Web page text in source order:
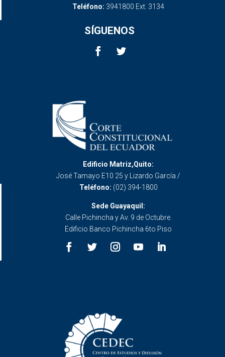
Teléfono: 3941800 Ext. 3134
SÍGUENOS
Edificio Matriz,Quito:
José Tamayo E10 25 y Lizardo García /
Teléfono: (02) 394-1800
Sede Guayaquil:
Calle Pichincha y Av. 9 de Octubre.
Edificio Banco Pichincha 6to Piso